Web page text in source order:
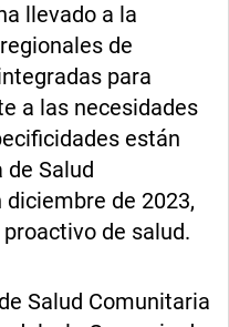
llevado a la
de
para
a las necesidades
están
Salud
de 2023,
de salud.
Salud Comunitaria